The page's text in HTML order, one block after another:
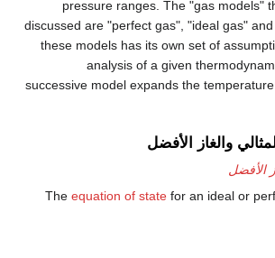
pressure ranges. The "gas models"
discussed are "perfect gas", "ideal gas"
these models has its own set of
analysis of a given
successive model expands the
والغاز الأفضل
الأفضل
The equation of state for an ideal or